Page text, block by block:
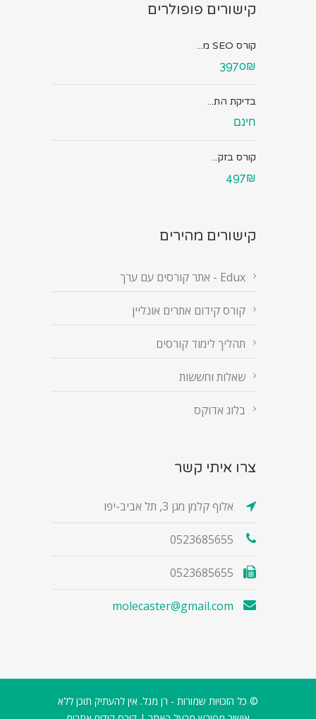
קישורים פופולרים
קורס SEO מ...
3970₪
בדיקת הת...
חינם
קורס בזק...
497₪
קישורים מהירים
Edux - אתר קורסים עם ערך
קורס קידום אתרים אונליין
תהליך לימוד קורסים
שאלות וחששות
בלוג אדוקס
צרו איתי קשר
אלוף קלמן מגן 3, תל אביב-יפו
0523685655
0523685655
molecaster@gmail.com
© כל הזכויות שמורות - רן מגל. אין להעתיק תוכן ללא